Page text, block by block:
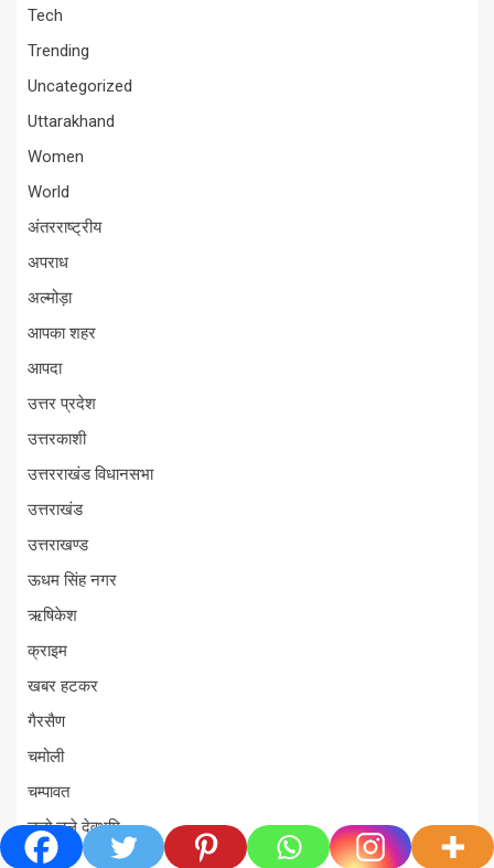
Tech
Trending
Uncategorized
Uttarakhand
Women
World
अंतरराष्ट्रीय
अपराध
अल्मोड़ा
आपका शहर
आपदा
उत्तर प्रदेश
उत्तरकाशी
उत्तरराखंड विधानसभा
उत्तराखंड
उत्तराखण्ड
ऊधम सिंह नगर
ऋषिकेश
क्राइम
खबर हटकर
गैरसैण
चमोली
चम्पावत
चलो चले देवभूमि
चारधाम